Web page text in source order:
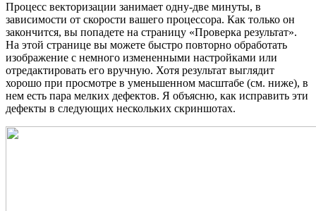
Процесс векторизации занимает одну-две минуты, в
зависимости от скорости вашего процессора. Как только он
закончится, вы попадете на страницу «Проверка результат».
На этой странице вы можете быстро повторно обработать
изображение с немного измененными настройками или
отредактировать его вручную. Хотя результат выглядит
хорошо при просмотре в уменьшенном масштабе (см. ниже), в
нем есть пара мелких дефектов. Я объясню, как исправить эти
дефекты в следующих нескольких скриншотах.